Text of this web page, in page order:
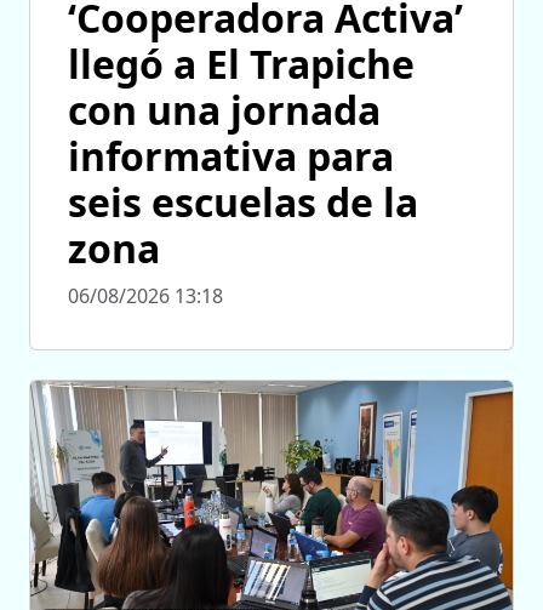
‘Cooperadora Activa’
llegó a El Trapiche
con una jornada
informativa para
seis escuelas de la
zona
06/08/2026 13:18